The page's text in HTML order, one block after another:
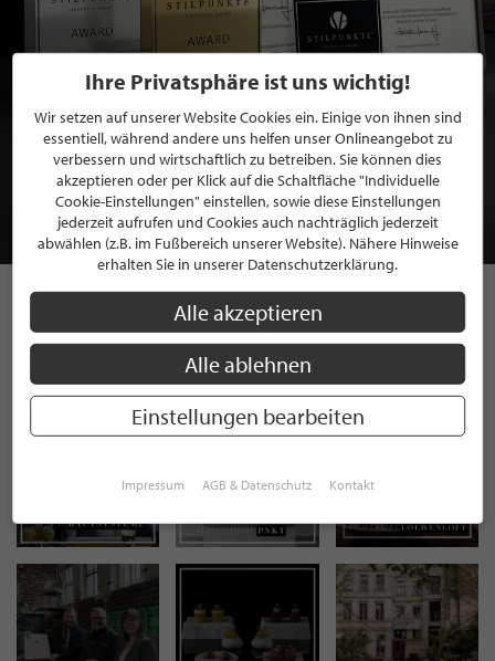
BEWERBEN SIE SICH FÜR EINE GRATIS
MITGLIEDSCHAFT BEI STILPUNKTE®
JETZT GRATIS BEWERBEN
STILPUNKTE AUF
INSTAGRAM
Ihre Privatsphäre ist uns wichtig!
Wir setzen auf unserer Website Cookies ein. Einige von ihnen sind
essentiell, während andere uns helfen unser Onlineangebot zu
verbessern und wirtschaftlich zu betreiben. Sie können dies
akzeptieren oder per Klick auf die Schaltfläche "Individuelle
Cookie-Einstellungen" einstellen, sowie diese Einstellungen
jederzeit aufrufen und Cookies auch nachträglich jederzeit
abwählen (z.B. im Fußbereich unserer Website). Nähere Hinweise
erhalten Sie in unserer Datenschutzerklärung.
Alle akzeptieren
Alle ablehnen
Einstellungen bearbeiten
Impressum AGB & Datenschutz Kontakt